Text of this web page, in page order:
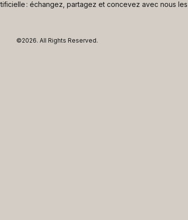
: échangez, partagez et concevez avec nous
©2026. All Rights Reserved.